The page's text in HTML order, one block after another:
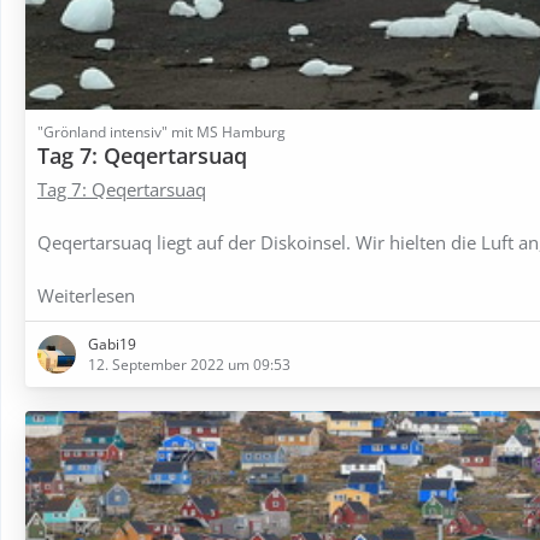
"Grönland intensiv" mit MS Hamburg
Tag 7: Qeqertarsuaq
Tag 7: Qeqertarsuaq
Qeqertarsuaq liegt auf der Diskoinsel. Wir hielten die Luft
Weiterlesen
Gabi19
12. September 2022 um 09:53